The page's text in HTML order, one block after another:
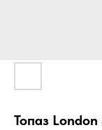
Топаз